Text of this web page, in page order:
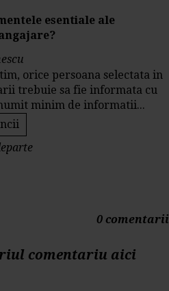
esentiale ale
orice persoana selectata in
trebuie sa fie informata cu
minim de informatii...
0 comentarii
comentariu aici